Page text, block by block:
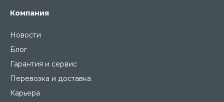
Компания
Новости
Блог
Гарантия и сервис
Перевозка и доставка
Карьера